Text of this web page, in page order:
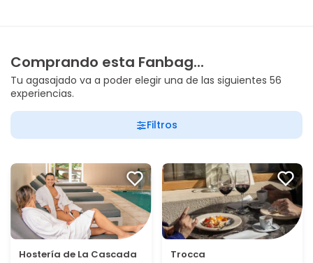
Comprando esta Fanbag...
Tu agasajado va a poder elegir una de las siguientes 56
experiencias.
Filtros
Hostería de La Cascada Trocca